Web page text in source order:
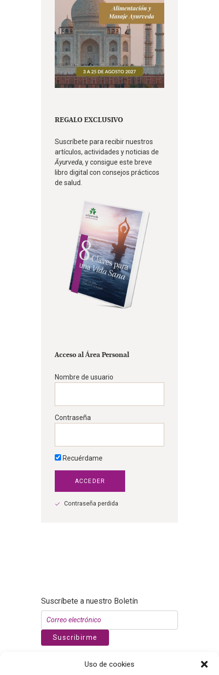
Uso de cookies
REGALO EXCLUSIVO
Suscríbete para recibir nuestros
artículos, actividades y noticias de
Āyurveda, y consigue este breve
libro digital con consejos prácticos
de salud.
Acceso al Área Personal
Nombre de usuario
Contraseña
Recuérdame
Contraseña perdida
Suscríbete a nuestro Boletín
Suscribirme
Nuñez de Balboa 119, 1º dcha. CP 28006.